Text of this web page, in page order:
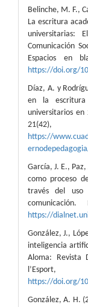
Belinche, M. F.,
La escritura
universitarias:
Comunicación
Espacios en
https://doi.org/
Díaz, A. y
en la escritura
universitarios en
https://
García, J. E.,
como proceso
través del uso
https://
González, J.,
inteligencia
Aloma: Revista
https://doi.org/
González, A. H.